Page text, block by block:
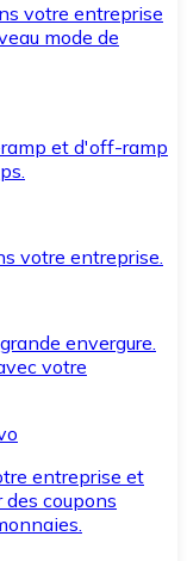
votre entreprise
mode de
et d'off-ramp
votre entreprise.
envergure.
votre
entreprise et
coupons